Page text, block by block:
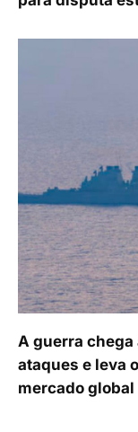
A guerra
ataques e leva
mercado global